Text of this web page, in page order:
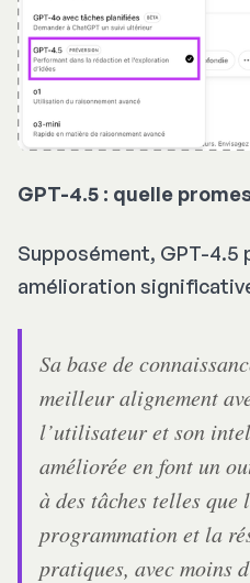
GPT-4.5 : quelle
Supposément, GPT-4.5
amélioration
Sa base de
meilleur alignement
l’utilisateur et son
améliorée en font un
à des tâches telles
programmation et la
pratiques, avec moins